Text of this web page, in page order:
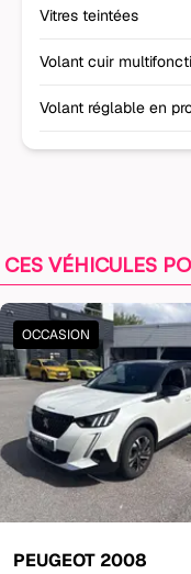
Vitres teintées
Volant cuir
Volant réglable en
CES VÉHICULES
OCCASION
PEUGEOT 2008